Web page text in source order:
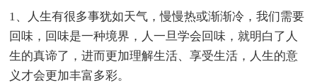
1、人生有很多事犹如天气，慢慢热或渐渐冷，我们需要
回味，回味是一种境界，人一旦学会回味，就明白了人
生的真谛了，进而更加理解生活、享受生活，人生的意
义才会更加丰富多彩。